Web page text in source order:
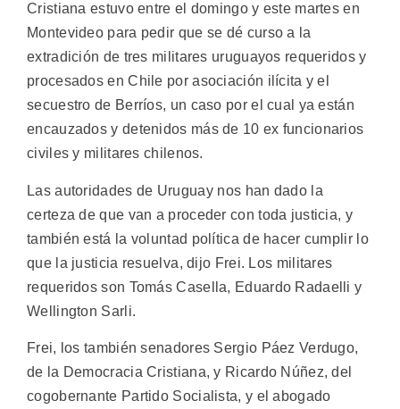
Cristiana estuvo entre el domingo y este martes en
Montevideo para pedir que se dé curso a la
extradición de tres militares uruguayos requeridos y
procesados en Chile por asociación ilícita y el
secuestro de Berríos, un caso por el cual ya están
encauzados y detenidos más de 10 ex funcionarios
civiles y militares chilenos.
Las autoridades de Uruguay nos han dado la
certeza de que van a proceder con toda justicia, y
también está la voluntad política de hacer cumplir lo
que la justicia resuelva, dijo Frei. Los militares
requeridos son Tomás Casella, Eduardo Radaelli y
Wellington Sarli.
Frei, los también senadores Sergio Páez Verdugo,
de la Democracia Cristiana, y Ricardo Núñez, del
cogobernante Partido Socialista, y el abogado